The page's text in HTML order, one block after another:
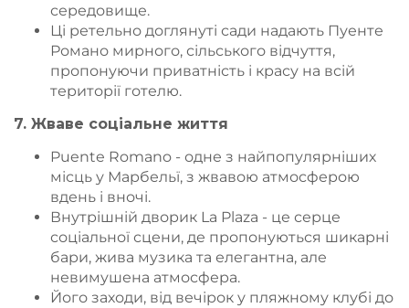
середовище.
Ці ретельно доглянуті сади надають Пуенте
Романо мирного, сільського відчуття,
пропонуючи приватність і красу на всій
території готелю.
7. Жваве соціальне життя
Puente Romano - одне з найпопулярніших
місць у Марбельї, з жвавою атмосферою
вдень і вночі.
Внутрішній дворик La Plaza - це серце
соціальної сцени, де пропонуються шикарні
бари, жива музика та елегантна, але
невимушена атмосфера.
Його заходи, від вечірок у пляжному клубі до